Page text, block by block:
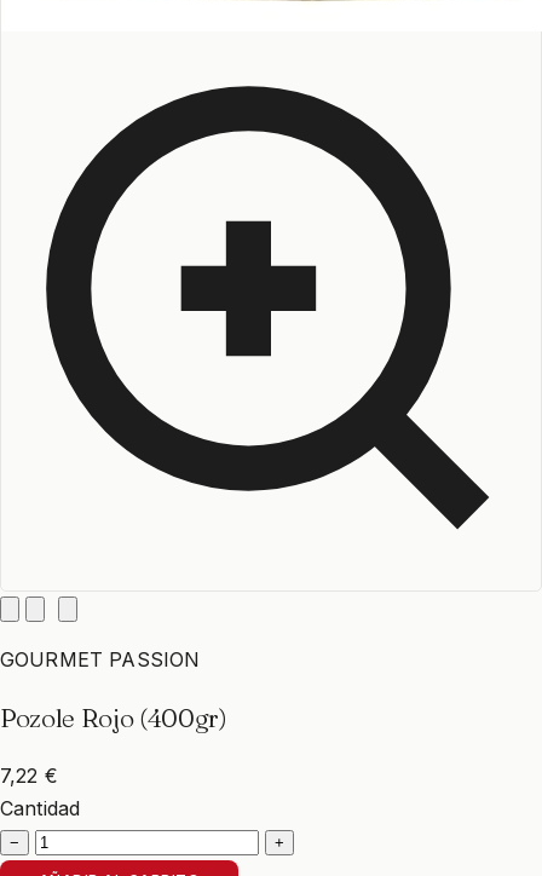
GOURMET PASSION
Pozole Rojo (400gr)
7,22 €
Cantidad
− +